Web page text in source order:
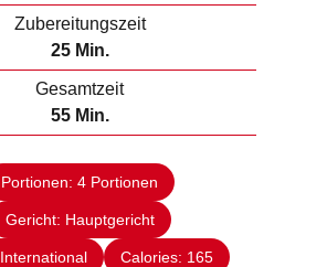
i
t
e
Zubereitungszeit
25M
i
e
Min.
Gesamtzeit
55M
i
n
u
t
Min.
Portionen: 4 Portionen
Gericht: Hauptgericht
International Calories: 165